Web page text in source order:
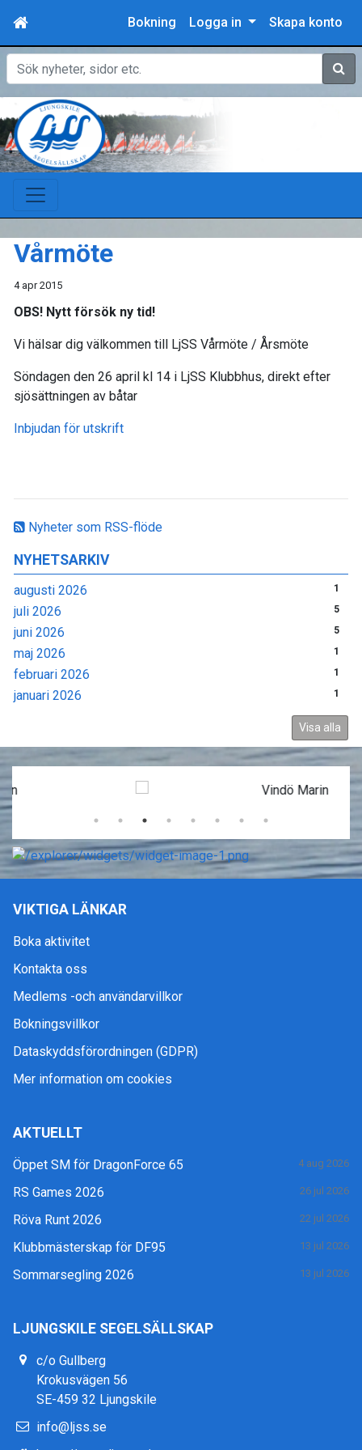
Bokning Logga in Skapa konto
Sök
Nyheter som RSS-flöde
NYHETSARKIV
augusti 2026 1
juli 2026 5
juni 2026 5
maj 2026 1
februari 2026 1
januari 2026 1
Visa alla
Vårmöte
4 apr 2015
OBS! Nytt försök ny tid!
Vi hälsar dig välkommen till LjSS Vårmöte / Årsmöte
Söndagen den 26 april kl 14 i LjSS Klubbhus, direkt efter
sjösättningen av båtar
Inbjudan för utskrift
VIKTIGA LÄNKAR
Boka aktivitet
Kontakta oss
Medlems -och användarvillkor
Bokningsvillkor
Dataskyddsförordningen (GDPR)
Mer information om cookies
AKTUELLT
Öppet SM för DragonForce 65 4 aug 2026
RS Games 2026 26 jul 2026
Röva Runt 2026 22 jul 2026
Klubbmästerskap för DF95 13 jul 2026
Sommarsegling 2026 13 jul 2026
LJUNGSKILE SEGELSÄLLSKAP
c/o Gullberg
Krokusvägen 56
SE-459 32 Ljungskile
info@ljss.se